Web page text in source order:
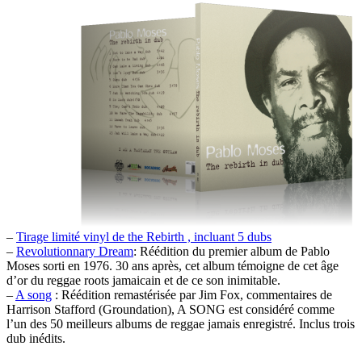
– Tirage limité vinyl de the Rebirth , incluant 5 dubs
– Revolutionnary Dream: Réédition du premier album de Pablo
Moses sorti en 1976. 30 ans après, cet album témoigne de cet âge
d’or du reggae roots jamaicain et de ce son inimitable.
– A song : Réédition remastérisée par Jim Fox, commentaires de
Harrison Stafford (Groundation), A SONG est considéré comme
l’un des 50 meilleurs albums de reggae jamais enregistré. Inclus trois
dub inédits.